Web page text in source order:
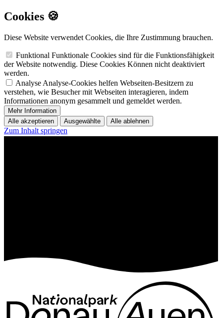
Cookies 🍪
Diese Website verwendet Cookies, die Ihre Zustimmung brauchen.
Funktional Funktionale Cookies sind für die Funktionsfähigkeit
der Website notwendig. Diese Cookies Können nicht deaktiviert
werden.
Analyse Analyse-Cookies helfen Webseiten-Besitzern zu
verstehen, wie Besucher mit Webseiten interagieren, indem
Informationen anonym gesammelt und gemeldet werden.
Mehr Information
Alle akzeptieren
Ausgewählte Alle ablehnen
Zum Inhalt springen